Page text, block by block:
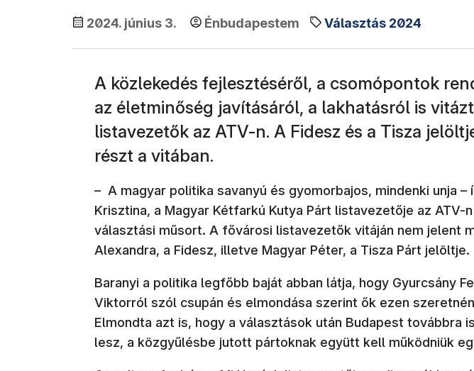
2024. június 3. Énbudapestem Választás 2024
A közlekedés fejlesztéséről, a csomópontok
az életminőség javításáról, a lakhatásról is
listavezetők az ATV-n. A Fidesz és a Tisza
részt a vitában.
– A magyar politika savanyú és gyomorbajos, mindenki unja –
Krisztina, a Magyar Kétfarkú Kutya Párt listavezetője az ATV-
választási műsort. A fővárosi listavezetők vitáján nem jelent
Alexandra, a Fidesz, illetve Magyar Péter, a Tisza Párt jelöltje.
Baranyi a politika legfőbb baját abban látja, hogy Gyurcsány
Viktorról szól csupán és elmondása szerint ők ezen
Elmondta azt is, hogy a választások után Budapest továbbra
lesz, a közgyűlésbe jutott pártoknak együtt kell működniük